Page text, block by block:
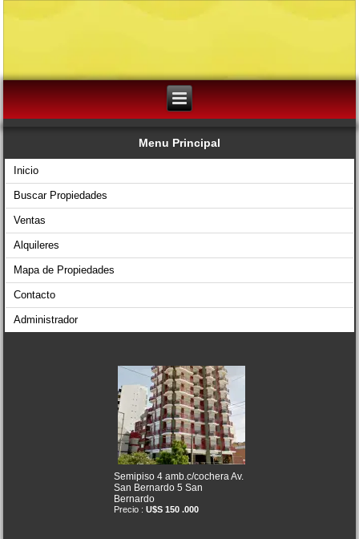
Menu Principal
Inicio
Buscar Propiedades
Ventas
Alquileres
Mapa de Propiedades
Contacto
Administrador
Semipiso 4 amb.c/cochera Av.
San Bernardo 5 San
Bernardo
Precio : U$S 150 .000